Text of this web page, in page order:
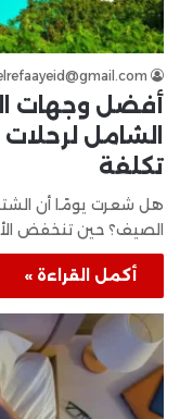
أفضل وجهات
الشامل
تكلفة
هل شعرت يومًا أن
الصيف؟ حين تنخفض
أكمل القراءة »